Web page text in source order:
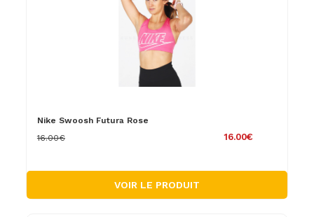
Nike Swoosh Futura Rose
16.00€
16.00€
VOIR LE PRODUIT